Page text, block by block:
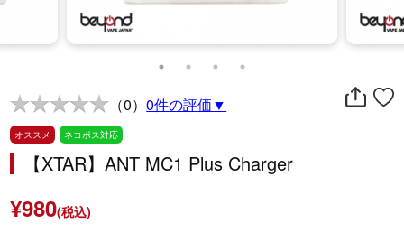
（0）0件の評価▼
オススメ ネコポス対応
【XTAR】ANT MC1 Plus Charger
¥980(税込)